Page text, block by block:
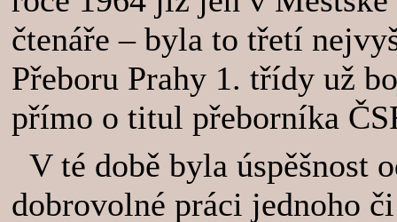
čtenáře – byla to třetí
Přeboru Prahy 1. třídy už
přímo o titul přeborníka
V té době byla úspěšnost
dobrovolné práci jednoho